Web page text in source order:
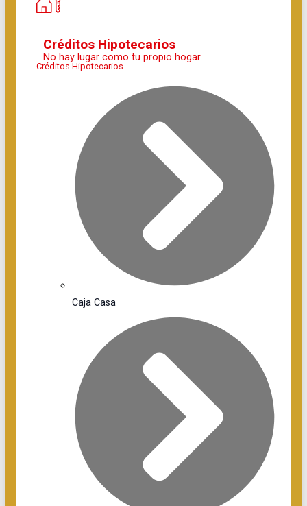
Créditos Hipotecarios
No hay lugar como tu propio hogar
Créditos Hipotecarios
Caja Casa